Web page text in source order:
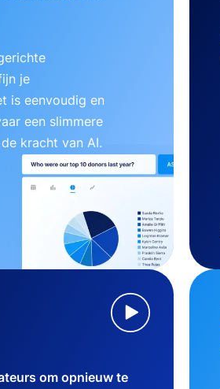
je
is eenvoudig en
een slimmere
kracht van AI.
om opnieuw te